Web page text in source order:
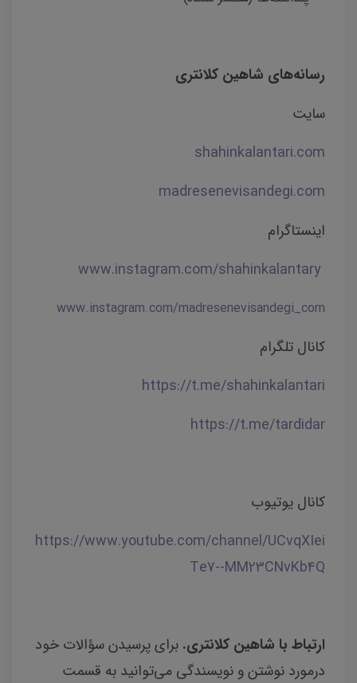
رسانه‌های شاهین کلانتری
سایت‌
shahinkalantari.com
madresenevisandegi.com
اینستاگرام
www.instagram.com/shahinkalantary
www.instagram.com/madresenevisandegi_com
کانال تلگرام
https://t.me/shahinkalantari
https://t.me/tardidar
کانال یوتیوب
https://www.youtube.com/channel/UCvqXIei
Te7--MM23CNvKb4Q
ارتباط با شاهین کلانتری. برای پرسیدن سؤالات خود
درمورد نوشتن و نویسندگی می‌توانید به قسمت